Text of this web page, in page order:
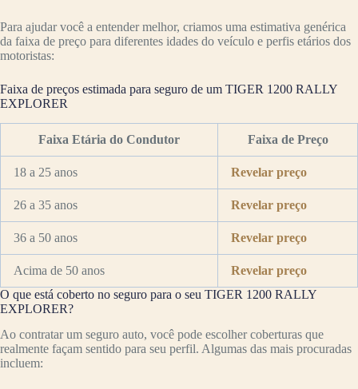
Para ajudar você a entender melhor, criamos uma estimativa genérica
da faixa de preço para diferentes idades do veículo e perfis etários dos
motoristas:
Faixa de preços estimada para seguro de um TIGER 1200 RALLY
EXPLORER
Faixa Etária do Condutor Faixa de Preço
18 a 25 anos Revelar preço
26 a 35 anos Revelar preço
36 a 50 anos Revelar preço
Acima de 50 anos
Revelar preço
O que está coberto no seguro para o seu TIGER 1200 RALLY
EXPLORER?
Ao contratar um seguro auto, você pode escolher coberturas que
realmente façam sentido para seu perfil. Algumas das mais procuradas
incluem: